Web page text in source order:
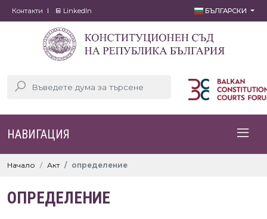
Контакти LinkedIn БЪЛГАРСКИ
НАВИГАЦИЯ
Начало Акт определение
ОПРЕДЕЛЕНИЕ